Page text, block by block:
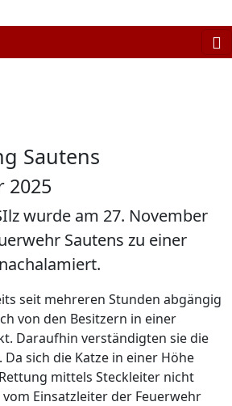
Sautens
2025
wurde am 27. November
Sautens zu einer
seit mehreren Stunden abgängig
von den Besitzern in einer
Daraufhin verständigten sie die
Da sich die Katze in einer Höhe
mittels Steckleiter nicht
Einsatzleiter der Feuerwehr